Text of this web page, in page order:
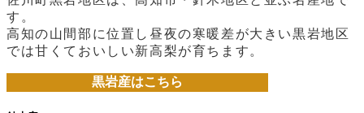
す。
高知の山間部に位置し昼夜の寒暖差が大きい黒岩地区
では甘くておいしい新高梨が育ちます。
黒岩産はこちら